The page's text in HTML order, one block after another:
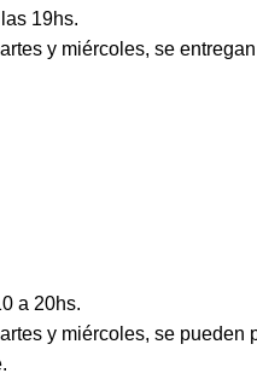
19hs.
y miércoles, se
a 20hs.
y miércoles, se